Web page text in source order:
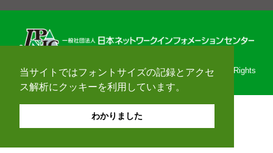
当サイトではフォントサイズの記録とアクセ
ス解析にクッキーを利用しています。
わかりました
Copyright© 1996-2026 Japan Network Information Center. All Rights
Reserved.